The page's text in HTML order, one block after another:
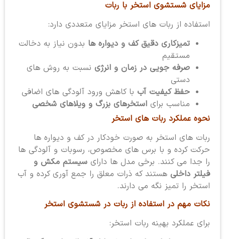
مزایای شستشوی استخر با ربات
استفاده از ربات های استخر مزایای متعددی دارد:
تمیزکاری دقیق کف و دیواره هابدون نیاز به دخالت
مستقیم
صرفه جویی در زمان و انرژینسبت به روش های
دستی
حفظ کیفیت آببا کاهش ورود آلودگی های اضافی
مناسب برای استخرهای بزرگ و ویلاهای شخصی
نحوه عملکرد ربات های استخر
ربات های استخر به صورت خودکار در کف و دیواره ها
حرکت کرده و با برس های مخصوص، رسوبات و آلودگی ها
را جدا می کنند. برخی مدل ها دارای سیستم مکش و
فیلتر داخلیهستند که ذرات معلق را جمع آوری کرده و آب
استخر را تمیز نگه می دارند.
نکات مهم در استفاده از ربات در شستشوی استخر
برای عملکرد بهینه ربات استخر: